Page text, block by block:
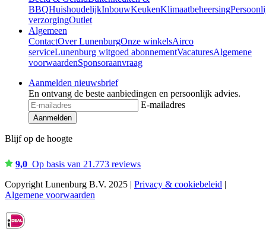
BBQHuishoudelijkInbouwKeukenKlimaatbeheersing
verzorgingOutlet
Algemeen
ContactOver LunenburgOnze winkelsAirco
serviceLunenburg witgoed abonnementVacaturesAlgemene
voorwaardenSponsoraanvraag
Aanmelden nieuwsbrief
En ontvang de beste aanbiedingen en persoonlijk advies.
E-mailadres
Aanmelden
Blijf op de hoogte
9,0 Op basis van 21.773 reviews
Copyright Lunenburg B.V. 2025 | Privacy & cookiebeleid |
Algemene voorwaarden